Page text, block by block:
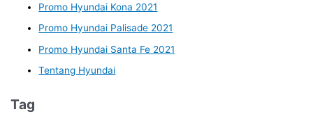
Promo Hyundai Kona 2021
Promo Hyundai Palisade 2021
Promo Hyundai Santa Fe 2021
Tentang Hyundai
Tag